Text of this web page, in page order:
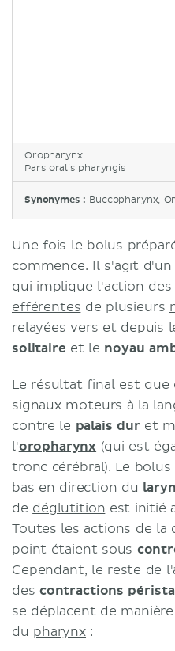
Oropharynx
Pars oralis pharyngis
Synonymes : Buccopharynx,
Une fois le bolus
commence. Il s'agit
qui implique l'action
efférentes de plusieurs
relayées vers et depuis
solitaire et le noyau
Le résultat final est que
signaux moteurs à la
contre le palais duret
l'oropharynx (qui est
tronc cérébral). Le
bas en direction du
de déglutition est initié
Toutes les actions de la
point étaient sous
Cependant, le reste de
des contractions
se déplacent de
du pharynx :